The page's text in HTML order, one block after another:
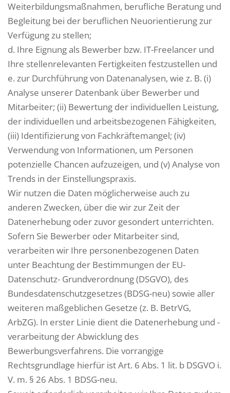
Weiterbildungsmaßnahmen, berufliche Beratung und
Begleitung bei der beruflichen Neuorientierung zur
Verfügung zu stellen;
d. Ihre Eignung als Bewerber bzw. IT-Freelancer und
Ihre stellenrelevanten Fertigkeiten festzustellen und
e. zur Durchführung von Datenanalysen, wie z. B. (i)
Analyse unserer Datenbank über Bewerber und
Mitarbeiter; (ii) Bewertung der individuellen Leistung,
der individuellen und arbeitsbezogenen Fähigkeiten,
(iii) Identifizierung von Fachkräftemangel; (iv)
Verwendung von Informationen, um Personen
potenzielle Chancen aufzuzeigen, und (v) Analyse von
Trends in der Einstellungspraxis.
Wir nutzen die Daten möglicherweise auch zu
anderen Zwecken, über die wir zur Zeit der
Datenerhebung oder zuvor gesondert unterrichten.
Sofern Sie Bewerber oder Mitarbeiter sind,
verarbeiten wir Ihre personenbezogenen Daten
unter Beachtung der Bestimmungen der EU-
Datenschutz- Grundverordnung (DSGVO), des
Bundesdatenschutzgesetzes (BDSG-neu) sowie aller
weiteren maßgeblichen Gesetze (z. B. BetrVG,
ArbZG). In erster Linie dient die Datenerhebung und -
verarbeitung der Abwicklung des
Bewerbungsverfahrens. Die vorrangige
Rechtsgrundlage hierfür ist Art. 6 Abs. 1 lit. b DSGVO i.
V. m. § 26 Abs. 1 BDSG-neu.